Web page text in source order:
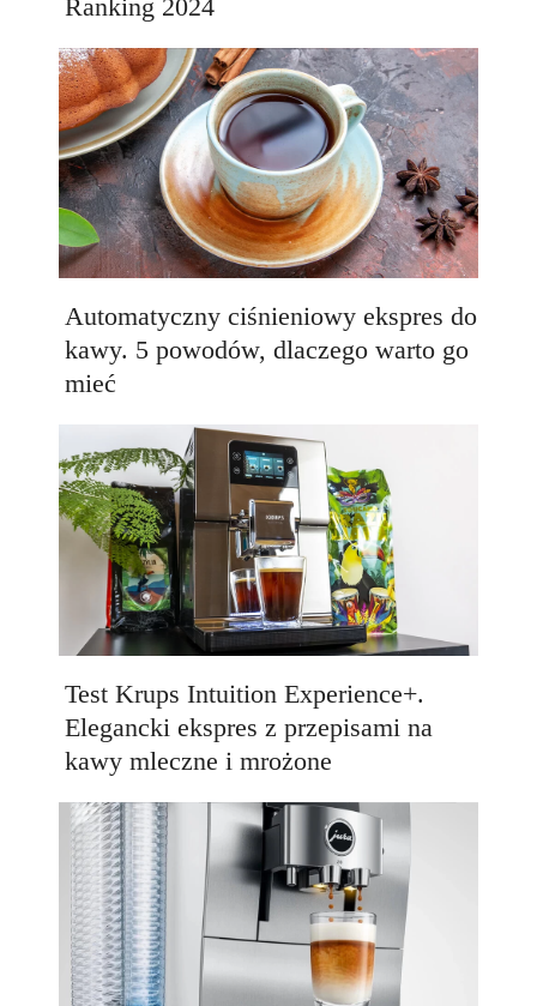
Ranking 2024
Automatyczny ciśnieniowy ekspres do
kawy. 5 powodów, dlaczego warto go
mieć
Test Krups Intuition Experience+.
Elegancki ekspres z przepisami na
kawy mleczne i mrożone